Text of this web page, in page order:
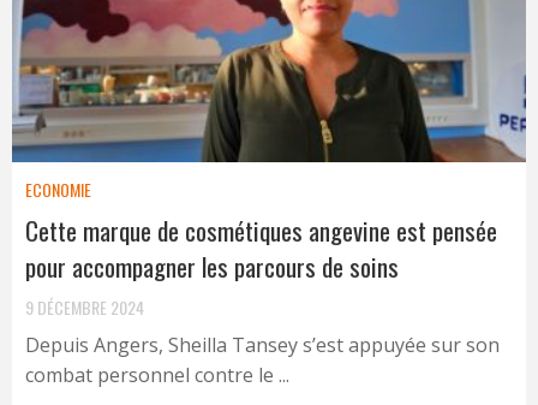
ECONOMIE
Cette marque de cosmétiques angevine est pensée
pour accompagner les parcours de soins
9 DÉCEMBRE 2024
Depuis Angers, Sheilla Tansey s’est appuyée sur son
combat personnel contre le ...